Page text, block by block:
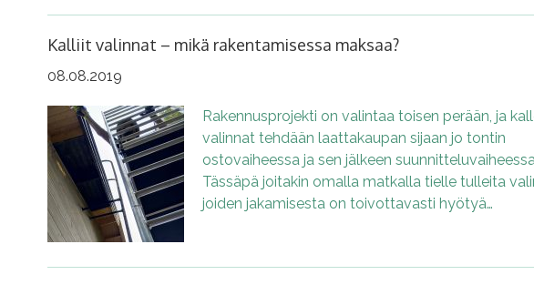
Kalliit valinnat – mikä rakentamisessa maksaa?
08.08.2019
Rakennusprojekti on valintaa toisen perään, ja
valinnat tehdään laattakaupan sijaan jo tontin
ostovaiheessa ja sen jälkeen
Tässäpä joitakin omalla matkalla tielle tulleita
joiden jakamisesta on toivottavasti hyötyä…